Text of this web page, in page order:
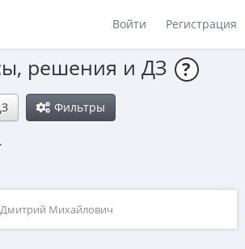
Войти Регистрация
решения и ДЗ ?
Фильтры
Михайлович